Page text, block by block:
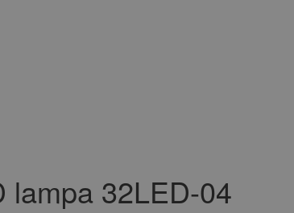
lampa 32LED-04